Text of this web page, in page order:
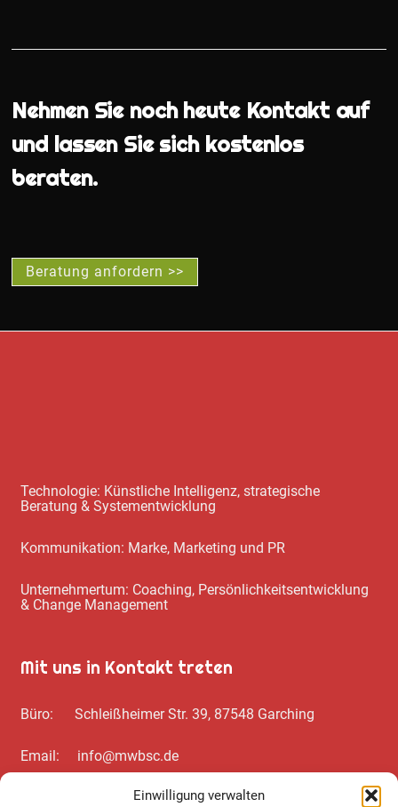
Einwilligung verwalten
Nehmen Sie noch heute Kontakt auf
und lassen Sie sich kostenlos
beraten.
Beratung anfordern >>
Technologie: Künstliche Intelligenz, strategische
Beratung & Systementwicklung
Kommunikation: Marke, Marketing und PR
Unternehmertum: Coaching, Persönlichkeitsentwicklung
& Change Management
Mit uns in Kontakt treten
Büro: Schleißheimer Str. 39, 87548 Garching
Email: info@mwbsc.de
Telefon: +49 89 / 20 00 35 62